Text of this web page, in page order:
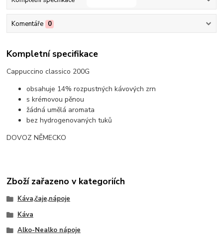
Komentáře 0
Kompletní specifikace
Cappuccino classico 200G
obsahuje 14% rozpustných kávových zrn
s krémovou pěnou
žádná umělá aromata
bez hydrogenovaných tuků
DOVOZ NĚMECKO
Zboží zařazeno v kategoriích
Káva,čaje,nápoje
Káva
Alko-Nealko nápoje